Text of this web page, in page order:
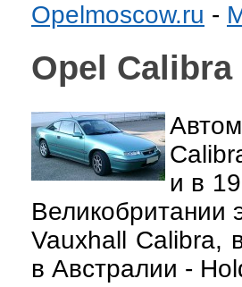
Opelmoscow.ru -
Opel Calibra
и в
Великобритании
Vauxhall Calibra,
в Австралии -